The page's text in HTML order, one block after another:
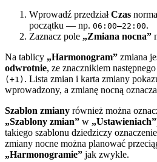
Wprowadź przedziałCzas
początku — np. 06:00–22:00.
Zaznacz pole „Zmiana nocna”
Na tablicy „Harmonogram” zmiana
odwrotnie, ze znacznikiem
(+1) . Lista zmian i karta zmiany
wprowadzony, a zmianę nocną
Szablon zmiany również można
„Szablony zmian” w „Ustawieniach”
takiego szablonu dziedziczy
zmiany nocne można planować
„Harmonogramie” jak zwykle.